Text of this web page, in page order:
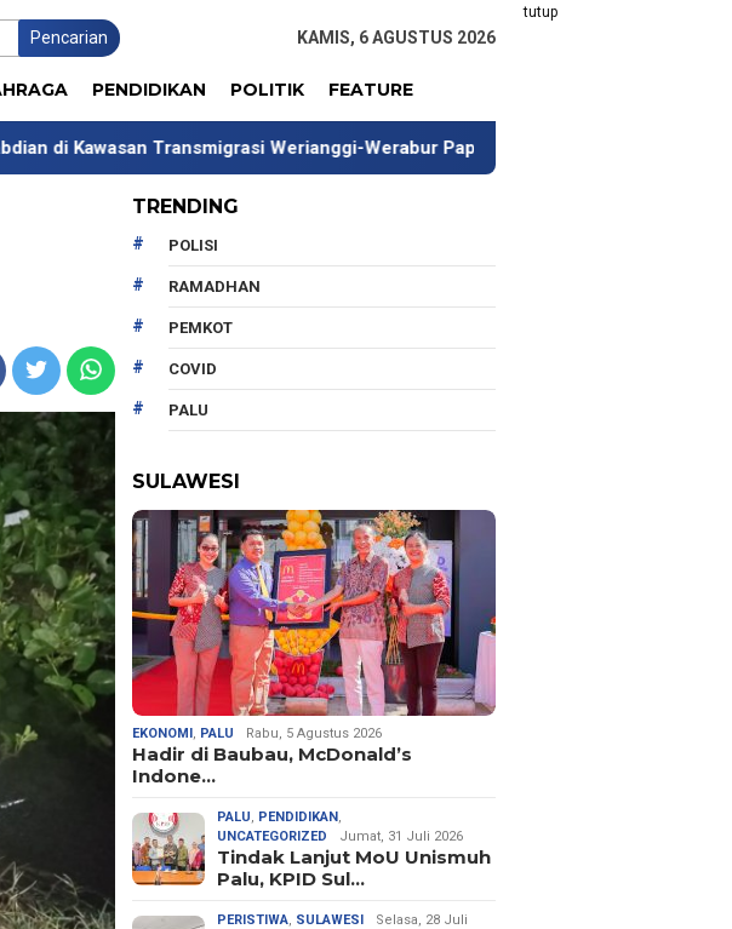
tutup
Pencarian KAMIS, 6 AGUSTUS 2026
PENDIDIKAN POLITIK FEATURE
Transmigrasi Werianggi-Werabur Papua Barat
TRENDING
POLISI
RAMADHAN
PEMKOT
COVID
PALU
SULAWESI
EKONOMI, PALU Rabu, 5 Agustus 2026
Hadir di Baubau, McDonald’s
Indone…
PALU, PENDIDIKAN,
UNCATEGORIZED
Jumat, 31 Juli 2026
Tindak Lanjut MoU Unismuh
Palu, KPID Sul…
PERISTIWA, SULAWESI
Selasa, 28 Juli